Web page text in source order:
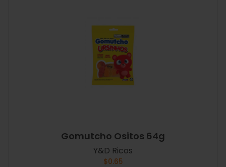
Gomutcho Ositos 64g
Y&D Ricos
$0.65